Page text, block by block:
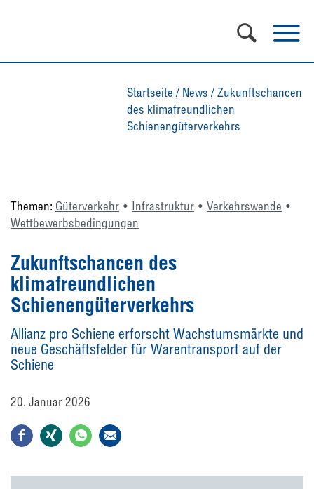
Startseite / News /Zukunftschancen
des klimafreundlichen
Schienengüterverkehrs
Themen: Güterverkehr Infrastruktur
Verkehrswende
Wettbewerbsbedingungen
Zukunftschancen des
klimafreundlichen
Schienengüterverkehrs
Allianz pro Schiene erforscht Wachstumsmärkte und
neue Geschäftsfelder für Warentransport auf der
Schiene
20. Januar 2026